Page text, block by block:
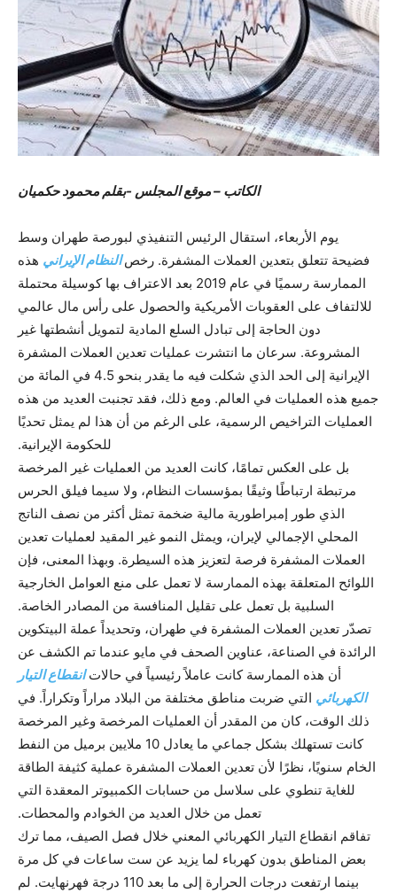
الکاتب – موقع المجلس -بقلم محمود حكميان
يوم الأربعاء، استقال الرئيس التنفيذي لبورصة طهران وسط
فضيحة تتعلق بتعدين العملات المشفرة. رخصالنظام الإيراني هذه
الممارسة رسميًا في عام 2019 بعد الاعتراف بها كوسيلة محتملة
للالتفاف على العقوبات الأمريكية والحصول على رأس مال عالمي
دون الحاجة إلى تبادل السلع المادية لتمويل أنشطتها غير
المشروعة. سرعان ما انتشرت عمليات تعدين العملات المشفرة
الإيرانية إلى الحد الذي شكلت فيه ما يقدر بنحو 4.5 في المائة من
جميع هذه العمليات في العالم. ومع ذلك، فقد تجنبت العديد من هذه
العمليات التراخيص الرسمية، على الرغم من أن هذا لم يمثل تحديًا
للحكومة الإيرانية.
بل على العكس تمامًا، كانت العديد من العمليات غير المرخصة
مرتبطة ارتباطًا وثيقًا بمؤسسات النظام، ولا سيما فيلق الحرس
الذي طور إمبراطورية مالية ضخمة تمثل أكثر من نصف الناتج
المحلي الإجمالي لإيران، ويمثل النمو غير المقيد لعمليات تعدين
العملات المشفرة فرصة لتعزيز هذه السيطرة. وبهذا المعنى، فإن
اللوائح المتعلقة بهذه الممارسة لا تعمل على منع العوامل الخارجية
السلبية بل تعمل على تقليل المنافسة من المصادر الخاصة.
تصدّر تعدين العملات المشفرة في طهران، وتحديداً عملة البيتكوين
الرائدة في الصناعة، عناوين الصحف في مايو عندما تم الكشف عن
أن هذه الممارسة كانت عاملاً رئيسياً في حالاتانقطاع التيار
الكهربائي التي ضربت مناطق مختلفة من البلاد مراراً وتكراراً. في
ذلك الوقت، كان من المقدر أن العمليات المرخصة وغير المرخصة
كانت تستهلك بشكل جماعي ما يعادل 10 ملايين برميل من النفط
الخام سنويًا، نظرًا لأن تعدين العملات المشفرة عملية كثيفة الطاقة
للغاية تنطوي على سلاسل من حسابات الكمبيوتر المعقدة التي
تعمل من خلال العديد من الخوادم والمحطات.
تفاقم انقطاع التيار الكهربائي المعني خلال فصل الصيف، مما ترك
بعض المناطق بدون كهرباء لما يزيد عن ست ساعات في كل مرة
بينما ارتفعت درجات الحرارة إلى ما بعد 110 درجة فهرنهايت. لم